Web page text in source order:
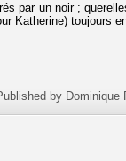
par un noir ;
Katherine) toujours
by Dominique